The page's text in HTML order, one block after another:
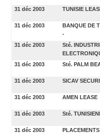
31 déc 2003 TUNISIE
31 déc 2003
BANQUE DE
-
31 déc 2003
Sté.
31 déc 2003
Sté. PALM
31 déc 2003 SICAV
31 déc 2003 AMEN LEASE
31 déc 2003 Sté.
31 déc 2003